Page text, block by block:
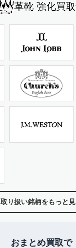
革靴 強化買
取り扱い銘柄をもっと
おまとめ買取で